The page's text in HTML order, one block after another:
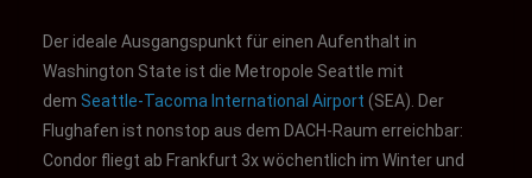
Der ideale Ausgangspunkt für einen Aufenthalt in
Washington State ist die Metropole Seattle mit
dem Seattle-Tacoma International Airport (SEA). Der
Flughafen ist nonstop aus dem DACH-Raum erreichbar:
Condor fliegt ab Frankfurt 3x wöchentlich im Winter und